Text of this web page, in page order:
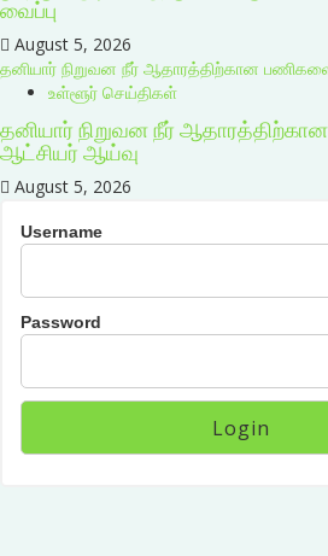
வைப்பு
August 5, 2026
தனியார் நிறுவன நீர் ஆதாரத்திற்கான
உள்ளூர் செய்திகள்
தனியார் நிறுவன நீர்
ஆட்சியர் ஆய்வு
August 5, 2026
Username
Password